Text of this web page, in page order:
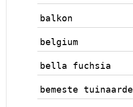
balkon
belgium
bella fuchsia
bemeste tuinaarde